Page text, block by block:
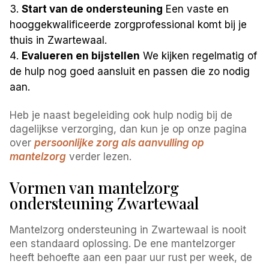
Start van de ondersteuning Een vaste en
hooggekwalificeerde zorgprofessional komt bij je
thuis in Zwartewaal.
Evalueren en bijstellen We kijken regelmatig of
de hulp nog goed aansluit en passen die zo nodig
aan.
Heb je naast begeleiding ook hulp nodig bij de
dagelijkse verzorging, dan kun je op onze pagina
overpersoonlijke zorg als aanvulling op
mantelzorg verder lezen.
Vormen van mantelzorg
ondersteuning Zwartewaal
Mantelzorg ondersteuning in Zwartewaal is nooit
een standaard oplossing. De ene mantelzorger
heeft behoefte aan een paar uur rust per week, de